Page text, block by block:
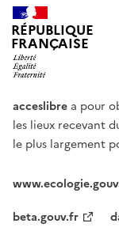
RÉPUBLIQUE
FRANÇAISE
acceslibre a pour
les lieux recevant
le plus largement
beta.gouv.fr